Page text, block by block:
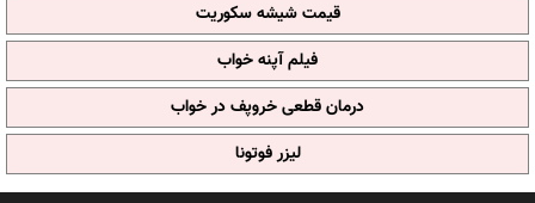
قیمت شیشه سکوریت
فیلم آپنه خواب
درمان قطعی خروپف در خواب
لیزر فوتونا